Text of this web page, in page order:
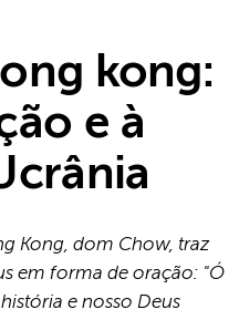
kong:
e à
Kong, dom Chow, traz
em forma de oração: "Ó
e nosso Deus